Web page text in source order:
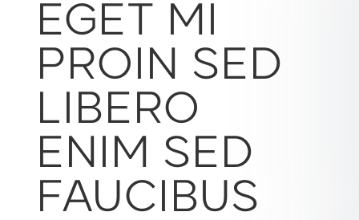
EGET MI
PROIN SED
LIBERO
ENIM SED
FAUCIBUS